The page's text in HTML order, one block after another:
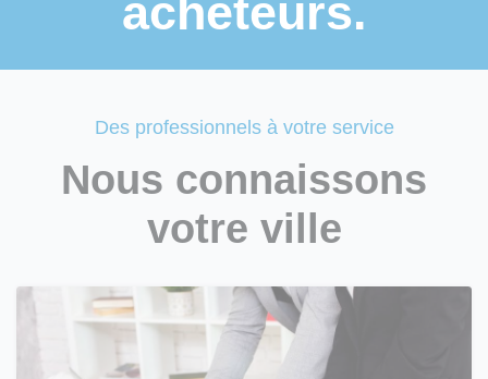
acheteurs.
Des professionnels à votre service
Nous connaissons
votre ville